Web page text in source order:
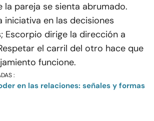
la pareja se sienta abrumado.
iniciativa en las decisiones
Escorpio dirige la dirección a
el carril del otro hace que
funcione.
:
en las relaciones: señales y formas